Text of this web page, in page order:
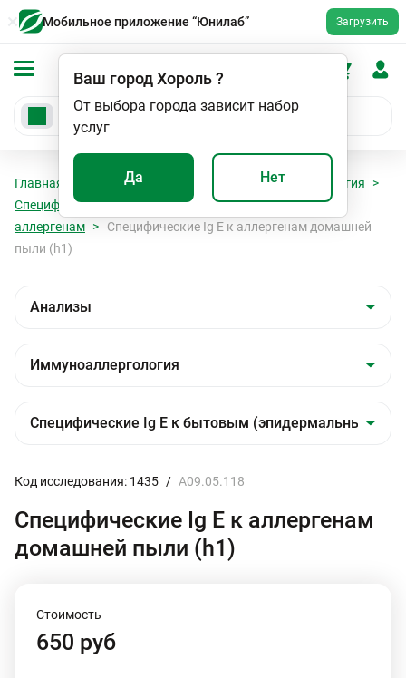
Мобильное приложение “Юнилаб” Загрузить
Ваш городХороль?
От выбора города зависит набор
услуг
Да Нет
Главная Анализы
Иммуноаллергология
Специфические Ig E к бытовым (эпидермальным)
аллергенам
Специфические Ig E к аллергенам домашней
пыли (h1)
Код исследования: 1435 / A09.05.118
Специфические Ig E к аллергенам
домашней пыли (h1)
Стоимость
650 руб